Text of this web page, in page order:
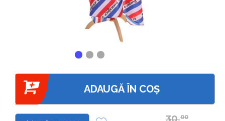
ADAUGĂ ÎN COȘ
00